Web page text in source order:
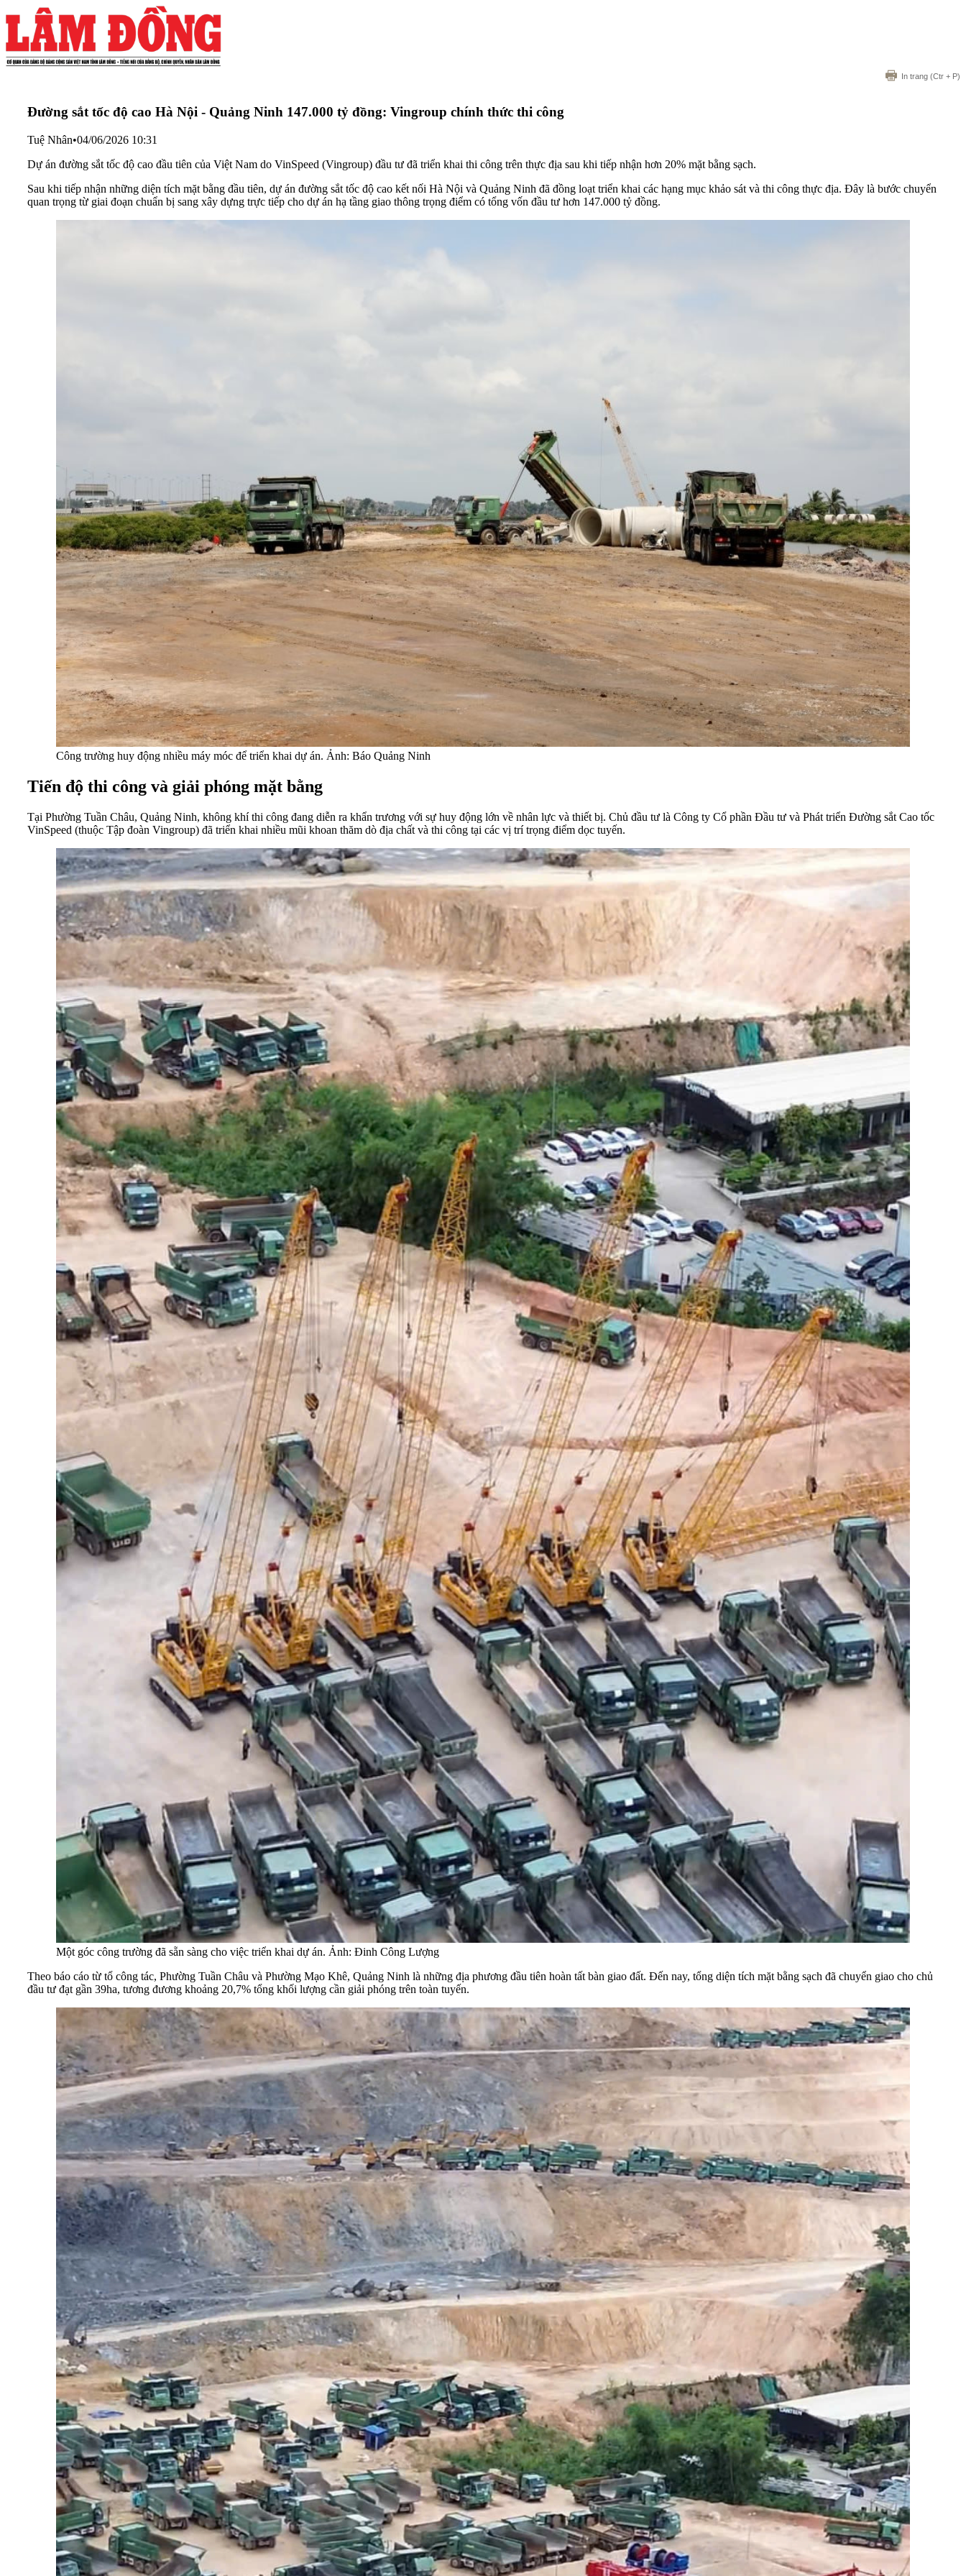
In trang (Ctr + P)
Đường sắt tốc độ cao Hà Nội - Quảng Ninh 147.000 tỷ đồng: Vingroup chính thức thi công
Tuệ Nhân•04/06/2026 10:31
Dự án đường sắt tốc độ cao đầu tiên của Việt Nam do VinSpeed (Vingroup) đầu tư đã triển khai thi công trên thực địa sau khi tiếp nhận hơn 20% mặt bằng sạch.
Sau khi tiếp nhận những diện tích mặt bằng đầu tiên, dự án đường sắt tốc độ cao kết nối Hà Nội và Quảng Ninh đã đồng loạt triển khai các hạng mục khảo sát và thi công thực địa. Đây là bước chuyển
quan trọng từ giai đoạn chuẩn bị sang xây dựng trực tiếp cho dự án hạ tầng giao thông trọng điểm có tổng vốn đầu tư hơn 147.000 tỷ đồng.
Công trường huy động nhiều máy móc để triển khai dự án. Ảnh: Báo Quảng Ninh
Tiến độ thi công và giải phóng mặt bằng
Tại Phường Tuần Châu, Quảng Ninh, không khí thi công đang diễn ra khẩn trương với sự huy động lớn về nhân lực và thiết bị. Chủ đầu tư là Công ty Cổ phần Đầu tư và Phát triển Đường sắt Cao tốc
VinSpeed (thuộc Tập đoàn Vingroup) đã triển khai nhiều mũi khoan thăm dò địa chất và thi công tại các vị trí trọng điểm dọc tuyến.
Một góc công trường đã sẵn sàng cho việc triển khai dự án. Ảnh: Đinh Công Lượng
Theo báo cáo từ tổ công tác, Phường Tuần Châu và Phường Mạo Khê, Quảng Ninh là những địa phương đầu tiên hoàn tất bàn giao đất. Đến nay, tổng diện tích mặt bằng sạch đã chuyển giao cho chủ
đầu tư đạt gần 39ha, tương đương khoảng 20,7% tổng khối lượng cần giải phóng trên toàn tuyến.